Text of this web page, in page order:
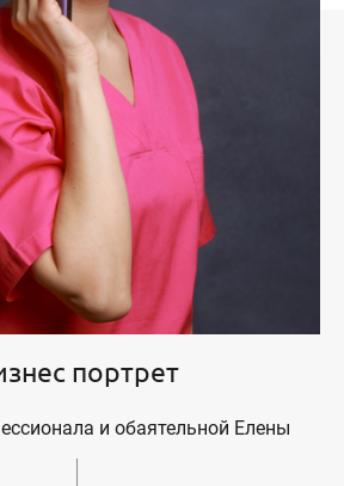
портрет
и обаятельной Елены